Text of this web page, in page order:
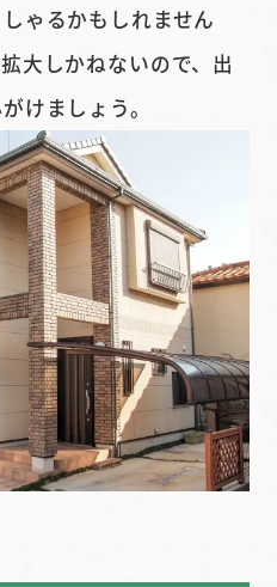
ゃるかもしれません
大しかねないので、出
けましょう。